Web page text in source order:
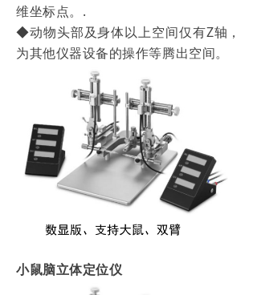
维坐标点。.
◆动物头部及身体以上空间仅有Z轴，
为其他仪器设备的操作等腾出空间。
小鼠脑立体定位仪